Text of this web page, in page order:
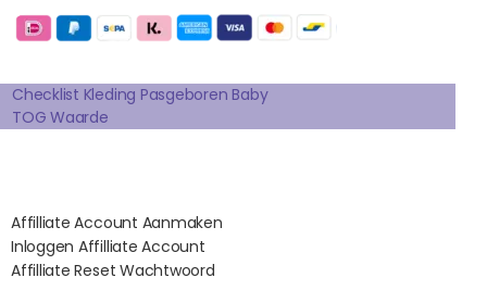
B
O
O
K
A
R
A
M
E
R
E
S
T
E
D
I
N
O
K
Checklist Kleding Pasgeboren Baby
TOG Waarde
Affilliate Account Aanmaken
Inloggen Affilliate Account
Affilliate Reset Wachtwoord